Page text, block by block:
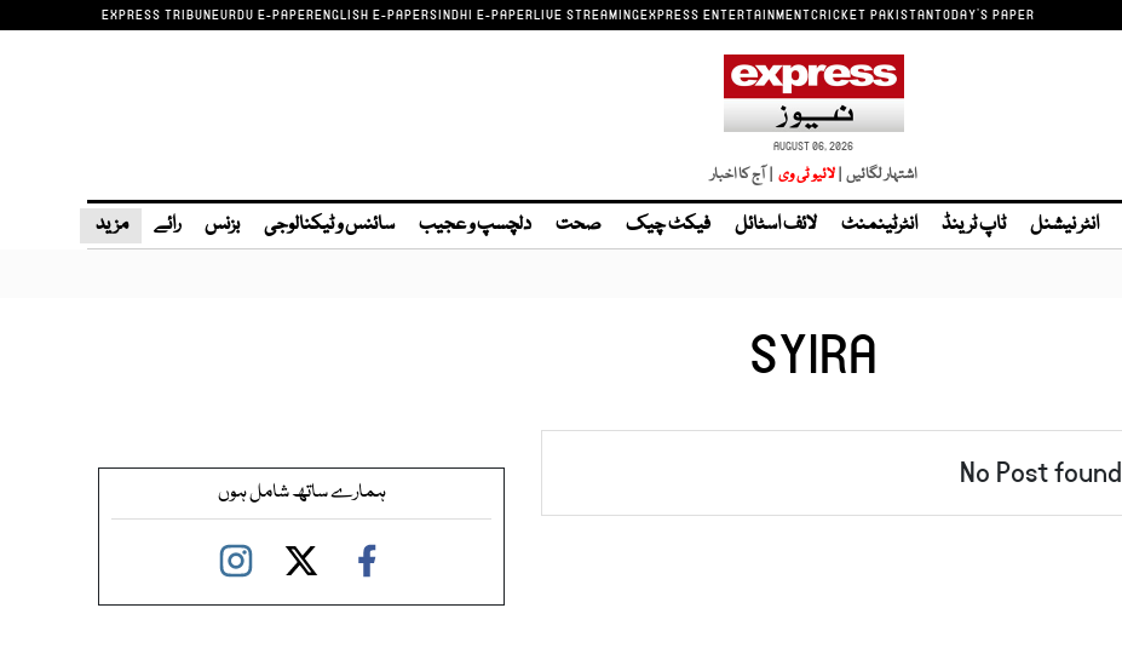
EXPRESS TRIBUNEURDU E-PAPERENGLISH E-PAPERSINDHI E-PAPERLIVE STREAMINGEXPRESS ENTERTAINMENTCRICKET PAKISTANTODAY'S PAPER
AUGUST 06, 2026
اشتہار لگائیں | | آج کا اخبار
انٹر نیشنل ٹاپ ٹرینڈ انٹرٹینمنٹ لائف اسٹائل فیکٹ چیک صحت دلچسپ و عجیب سائنس و ٹیکنالوجی بزنس رائے مزید
SYIRA
No Post found ہمارے ساتھ شامل ہوں